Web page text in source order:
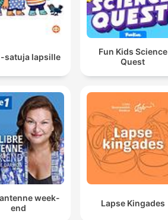
satuja lapsille
Fun Kids Science
Quest
week-
end
Lapse Kingades